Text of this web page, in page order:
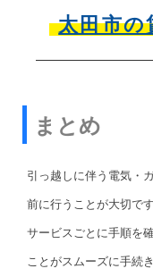
太田市の
まとめ
引っ越しに伴う電気・
前に行うことが大切です
サービスごとに手順を
ことがスムーズに手続